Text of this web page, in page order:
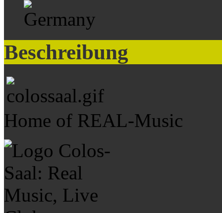
Beschreibung
Home of REAL-Music